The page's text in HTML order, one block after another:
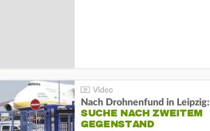
Nach Drohnenfund in Leipzig:
SUCHE NACH ZWEITEM
GEGENSTAND